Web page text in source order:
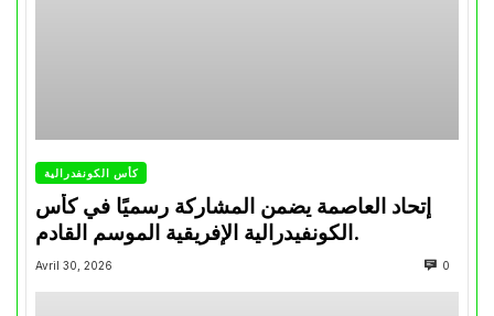
كأس الكونفدرالية
إتحاد العاصمة يضمن المشاركة رسميًا في كأس
الكونفيدرالية الإفريقية الموسم القادم.
Avril 30, 2026 0